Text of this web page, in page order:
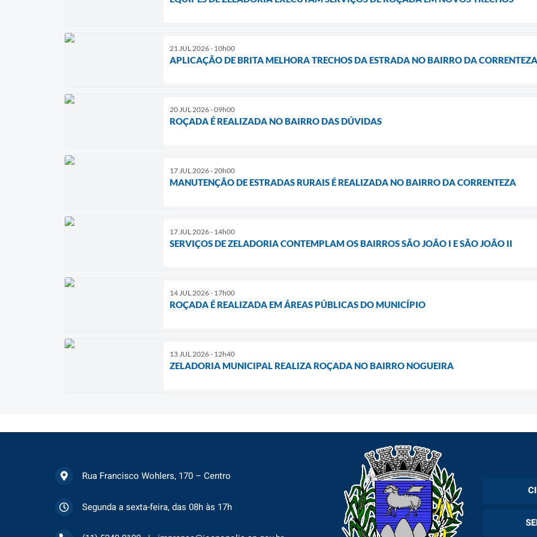
21 JUL 2026 - 10h00
APLICAÇÃO DE BRITA MELHORA TRECHOS DA ESTRADA NO BAIRRO DA CORRENTEZA
20 JUL 2026 - 09h00
ROÇADA É REALIZADA NO BAIRRO DAS DÚVIDAS
17 JUL 2026 - 20h00
MANUTENÇÃO DE ESTRADAS RURAIS É REALIZADA NO BAIRRO DA CORRENTEZA
17 JUL 2026 - 14h00
SERVIÇOS DE ZELADORIA CONTEMPLAM OS BAIRROS SÃO JOÃO I E SÃO JOÃO II
14 JUL 2026 - 17h00
ROÇADA É REALIZADA EM ÁREAS PÚBLICAS DO MUNICÍPIO
13 JUL 2026 - 12h40
ZELADORIA MUNICIPAL REALIZA ROÇADA NO BAIRRO NOGUEIRA
Rua Francisco Wohlers, 170 – Centro
Segunda a sexta-feira, das 08h às 17h